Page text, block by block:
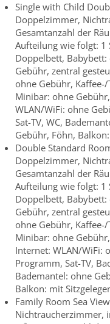
Single with Child
Doppelzimmer,
Gesamtanzahl der
Aufteilung wie folgt: 1
Doppelbett,
Gebühr, zentral
ohne Gebühr,
Minibar: ohne
WLAN/WiFi: ohne
Sat-TV, WC,
Gebühr, Föhn,
Double Standard
Doppelzimmer,
Gesamtanzahl der
Aufteilung wie folgt: 1
Doppelbett,
Gebühr, zentral
ohne Gebühr,
Minibar: ohne
Internet: WLAN/WiFi:
Programm, Sat-TV,
Bademantel: ohne
Balkon: mit
Family Room Sea
Nichtraucherzimmer,